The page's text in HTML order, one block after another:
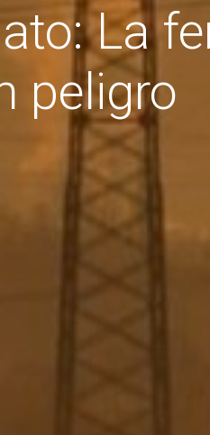
La
peligro